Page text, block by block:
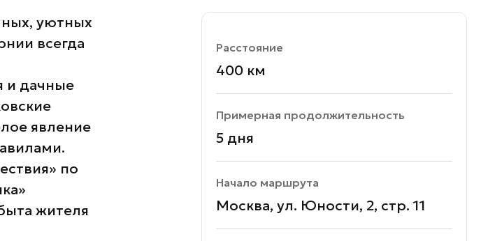
Расстояние
400 км
Примерная продолжительность
5 дня
Начало маршрута
Москва, ул. Юности, 2, стр. 11
уютных
всегда
и дачные
явление
по
жителя